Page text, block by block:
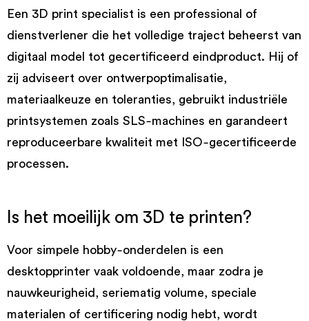
Een 3D print specialist is een professional of
dienstverlener die het volledige traject beheerst van
digitaal model tot gecertificeerd eindproduct. Hij of
zij adviseert over ontwerpoptimalisatie,
materiaalkeuze en toleranties, gebruikt industriële
printsystemen zoals SLS‑machines en garandeert
reproduceerbare kwaliteit met ISO‑gecertificeerde
processen.
Is het moeilijk om 3D te printen?
Voor simpele hobby‑onderdelen is een
desktopprinter vaak voldoende, maar zodra je
nauwkeurigheid, seriematig volume, speciale
materialen of certificering nodig hebt, wordt